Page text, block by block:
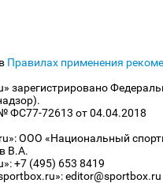
Правилах применения
ФС77-72613 от 04.04.2018
ООО «Национальный
В.А.
+7 (495) 653 8419
editor@sportbox.ru